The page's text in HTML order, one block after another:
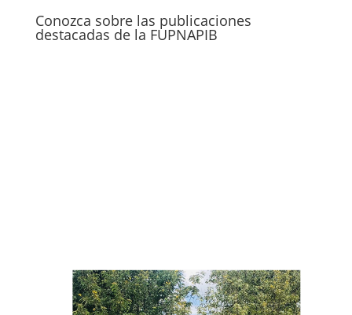
Conozca sobre las publicaciones
destacadas de la FUPNAPIB